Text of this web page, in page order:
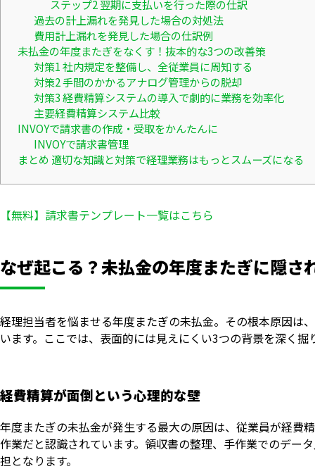
ステップ2 翌期に支払いを行った際の仕訳
過去の計上漏れを発見した場合の対処法
費用計上漏れを発見した場合の仕訳例
未払金の年度またぎをなくす！抜本的な3つの改善策
対策1 社内規定を整備し、全従業員に周知する
対策2 手間のかかるアナログ管理からの脱却
対策3 経費精算システムの導入で劇的に業務を効率化
主要経費精算システム比較
INVOYで請求書の作成・受取をかんたんに
INVOYで請求書管理
まとめ 適切な知識と対策で経理業務はもっとスムーズになる
【無料】請求書テンプレート一覧はこちら
なぜ起こる？未払金の年度またぎに隠さ
経理担当者を悩ませる年度またぎの未払金。その根本原因は
います。ここでは、表面的には見えにくい3つの背景を深く掘
経費精算が面倒という心理的な壁
年度またぎの未払金が発生する最大の原因は、従業員が経費
作業だと認識されています。領収書の整理、手作業でのデー
担となります。